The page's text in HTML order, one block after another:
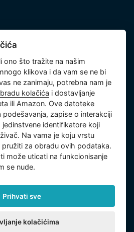
obrađivanih podataka
u Opštinskom sudu u Pragu,
Identifikacioni broj kompanije:
broj: CZ26150808.
ono što tražite na našim
klikova i da vam se ne bi
ne zanimaju, potrebna nam je
kolačića i dostavljanje
ili Amazon. Ove datoteke
podešavanja, zapise o interakciji
identifikatore koji
Na vama je koju vrstu
za obradu ovih podataka.
može uticati na funkcionisanje
se nude.
Prihvati sve
kolačićima